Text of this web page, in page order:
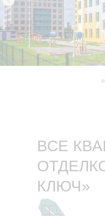
ВСЕ
КЛЮЧ»